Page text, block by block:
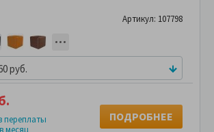
Артикул: 107798
руб.
переплаты
в месяц
ПОДРОБНЕЕ